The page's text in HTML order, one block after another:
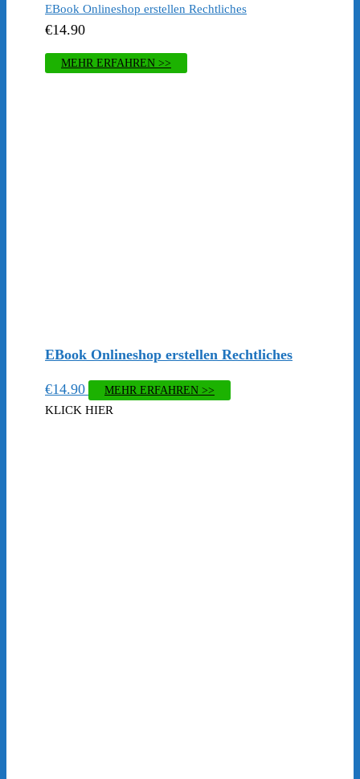
EBook ​Onlineshop erstellen Rechtliches
€14.90
MEHR ERFAHREN >>
EBook ​Onlineshop erstellen Rechtliches
€14.90 MEHR ERFAHREN >>
KLICK HIER